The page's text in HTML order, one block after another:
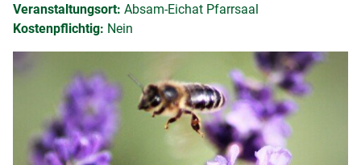
Veranstaltungsort: Absam-Eichat Pfarrsaal
Kostenpflichtig: Nein